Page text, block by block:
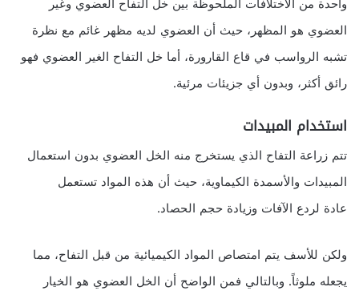
العضوي هو المظهر، حيث أن العضوي لديه مظهر غائم مع نظرة
تشبه الرواسب في قاع القارورة، أما خل التفاح الغير العضوي فهو
رائق أكثر، وبدون أي جزيئات مرئية.
استخدام المبيدات
تتم زراعة التفاح الذي يستخرج منه الخل العضوي بدون استعمال
المبيدات والأسمدة الكيماوية، حيث أن هذه المواد تستعمل
عادة لردع الآفات وزيادة حجم الحصاد.
ولكن للأسف يتم امتصاص المواد الكيميائية من قبل التفاح، مما
يجعله ملوثاً. وبالتالي فمن الواضح أن الخل العضوي هو الخيار